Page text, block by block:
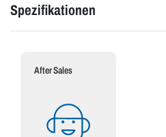
Spezifikationen
After Sales